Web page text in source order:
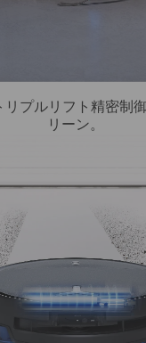
プルリフト精密制
リーン。